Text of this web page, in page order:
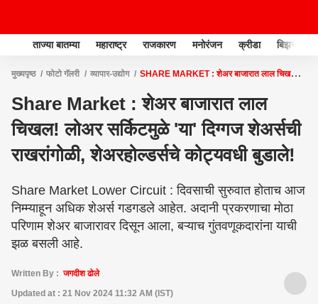
ताज्या बातम्या महाराष्ट्र राजकारण मनोरंजन क्रीडा बिझनेस
मुख्यपृष्ठ फोटो गॅलरी व्यापार-उद्योग
SHARE MARKET : शेअर बाजारात लाल चिखल!
Share Market : शेअर बाजारात लाल
चिखल! लोअर सर्किटमुळे 'या' दिग्गज शेअर्सची
राखरांगोळी, शेअरहोल्डर्सचे कोट्यवधी बुडाले!
Share Market Lower Circuit : दिवसाची सुरुवात होताच आज
निम्म्याहून अधिक शेअर्स गडगडले आहेत. अदानी प्रकरणाचा मोठा
परिणाम शेअर बाजारावर दिसून आला, बऱ्याच गुंतवणूकदारांना याची
झळ बसली आहे.
Written By :जगदीश ढोले
Updated at : 21 Nov 2024 11:32 AM (IST)